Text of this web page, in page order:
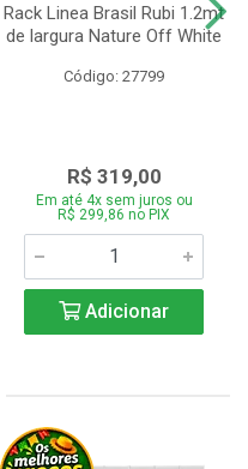
Rack Linea Brasil Rubi 1.2mt
de largura Nature Off White
Código: 27799
R$ 319,00
Em até 4x sem juros ou
R$ 299,86 no PIX
Adicionar